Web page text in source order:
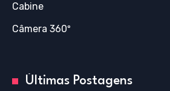
Cabine
Câmera 360º
Últimas Postagens